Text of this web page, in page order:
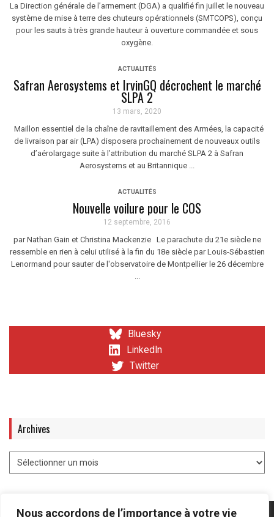
Nous accordons de l’importance à votre vie
La Direction générale de l’armement (DGA) a qualifié fin juillet le nouveau
système de mise à terre des chuteurs opérationnels (SMTCOPS), conçu
pour les sauts à très grande hauteur à ouverture commandée et sous
oxygène.
ACTUALITÉS
Safran Aerosystems et IrvinGQ décrochent le marché
SLPA 2
13 mars, 2020
Maillon essentiel de la chaîne de ravitaillement des Armées, la capacité
de livraison par air (LPA) disposera prochainement de nouveaux outils
d’aérolargage suite à l’attribution du marché SLPA 2 à Safran
Aerosystems et au Britannique ...
ACTUALITÉS
Nouvelle voilure pour le COS
12 septembre, 2016
par Nathan Gain et Christina Mackenzie Le parachute du 21e siècle ne
ressemble en rien à celui utilisé à la fin du 18e siècle par Louis-Sébastien
Lenormand pour sauter de l'observatoire de Montpellier le 26 décembre
Bluesky
LinkedIn
Twitter
Archives